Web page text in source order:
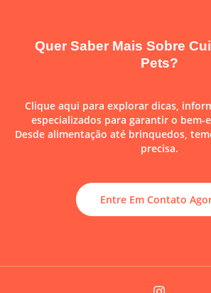
Quer Saber Mais Sobre
Pets?
Clique aqui para explorar dicas,
especializados para garantir o bem-
Desde alimentação até brinquedos,
precisa.
Entre Em Contato